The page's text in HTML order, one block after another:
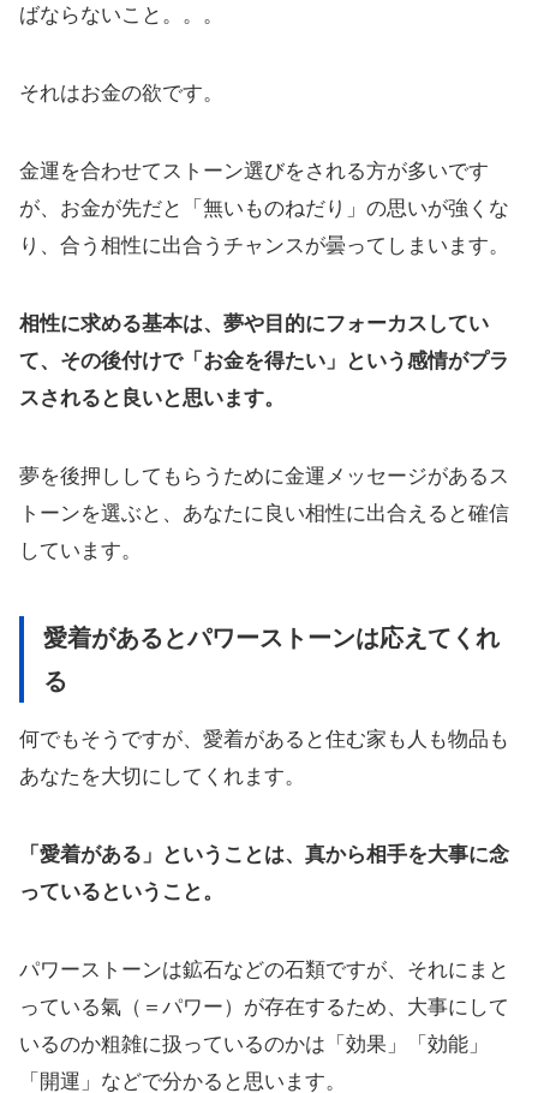
ばならないこと。。。
それはお金の欲です。
金運を合わせてストーン選びをされる方が多いです
が、お金が先だと「無いものねだり」の思いが強くな
り、合う相性に出合うチャンスが曇ってしまいます。
相性に求める基本は、夢や目的にフォーカスしてい
て、その後付けで「お金を得たい」という感情がプラ
スされると良いと思います。
夢を後押ししてもらうために金運メッセージがあるス
トーンを選ぶと、あなたに良い相性に出合えると確信
しています。
愛着があるとパワーストーンは応えてくれ
る
何でもそうですが、愛着があると住む家も人も物品も
あなたを大切にしてくれます。
「愛着がある」ということは、真から相手を大事に念
っているということ。
パワーストーンは鉱石などの石類ですが、それにまと
っている氣（＝パワー）が存在するため、大事にして
いるのか粗雑に扱っているのかは「効果」「効能」
「開運」などで分かると思います。